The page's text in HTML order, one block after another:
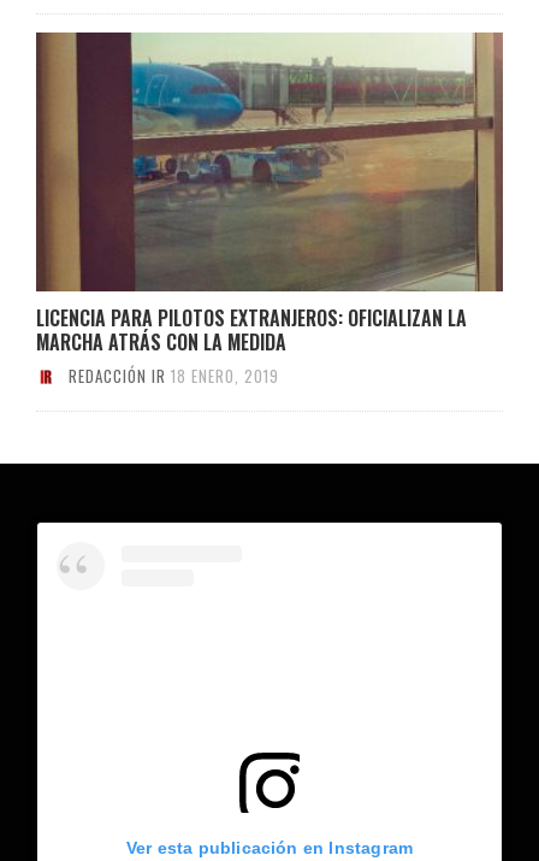
LICENCIA PARA PILOTOS EXTRANJEROS: OFICIALIZAN LA
MARCHA ATRÁS CON LA MEDIDA
REDACCIÓN IR 18 ENERO, 2019
Ver esta publicación en Instagram